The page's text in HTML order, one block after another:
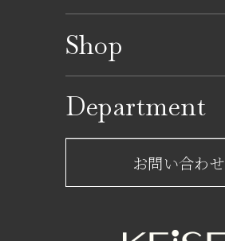
イベントカレンダー
Shop
レストラン一覧
ショップからのお知らせ
フロアガイド
Department
サービスのご案内
お問い合わせ